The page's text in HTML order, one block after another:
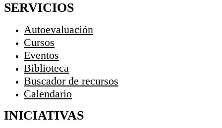
SERVICIOS
Autoevaluación
Cursos
Eventos
Biblioteca
Buscador de recursos
Calendario
INICIATIVAS